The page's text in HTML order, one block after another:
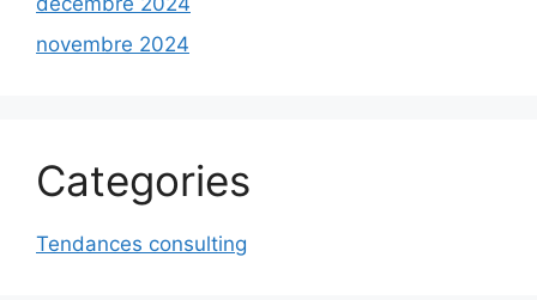
novembre 2024
Categories
Tendances consulting